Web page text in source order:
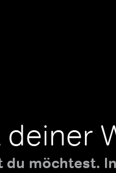
du möchtest.